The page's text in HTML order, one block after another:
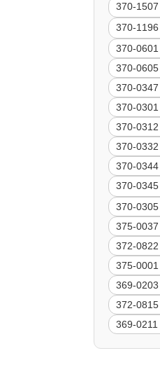
370-
370-
370-
370-
370-
370-
370-
370-
370-
370-
370-
375-
372-
375-
369-
372-
369-